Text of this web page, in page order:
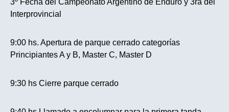
3º Fecha del Campeonato Argentino de Enduro y 3ra del
Interprovincial
9:00 hs. Apertura de parque cerrado categorías
Principiantes A y B, Master C, Master D
9:30 hs Cierre parque cerrado